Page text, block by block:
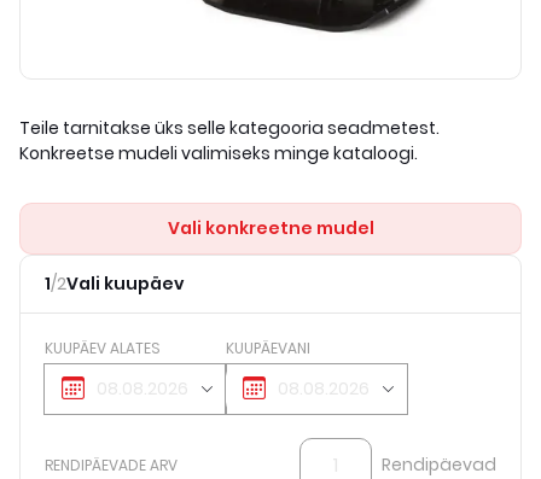
Teile tarnitakse üks selle kategooria seadmetest.
Konkreetse mudeli valimiseks minge kataloogi.
Vali konkreetne mudel
1/2Vali kuupäev
KUUPÄEV ALATES KUUPÄEVANI
RENDIPÄEVADE ARV Rendipäevad